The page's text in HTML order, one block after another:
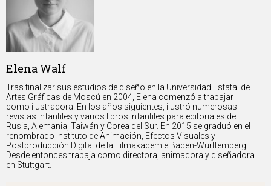
Elena Walf
Tras finalizar sus estudios de diseño en la Universidad Estatal de
Artes Gráficas de Moscú en 2004, Elena comenzó a trabajar
como ilustradora. En los años siguientes, ilustró numerosas
revistas infantiles y varios libros infantiles para editoriales de
Rusia, Alemania, Taiwán y Corea del Sur. En 2015 se graduó en el
renombrado Instituto de Animación, Efectos Visuales y
Postproducción Digital de la Filmakademie Baden-Württemberg.
Desde entonces trabaja como directora, animadora y diseñadora
en Stuttgart.